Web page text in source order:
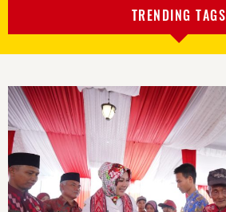
TRENDING TAGS